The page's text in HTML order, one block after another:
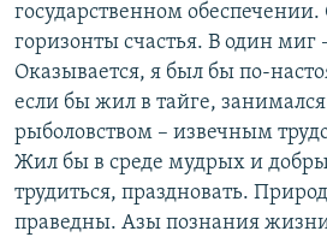
государственном
горизонты счастья. В один миг
Оказывается, я был бы по-
если бы жил в тайге,
рыболовством – извечным
Жил бы в среде мудрых и
трудиться, праздновать.
праведны. Азы познания